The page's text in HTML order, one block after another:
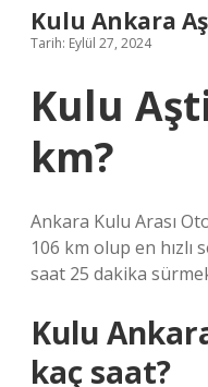
Kulu Ankara
Tarih: Eylül 27, 2024
Kulu
km?
Ankara Kulu Arası
106 km olup en hızlı
saat 25 dakika
Kulu
kaç saat?